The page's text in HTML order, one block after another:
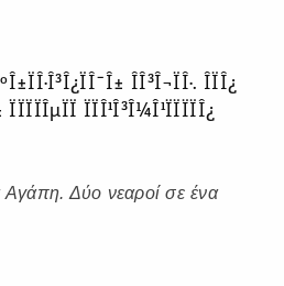
Αγάπη. Δύο νεαροί σε ένα